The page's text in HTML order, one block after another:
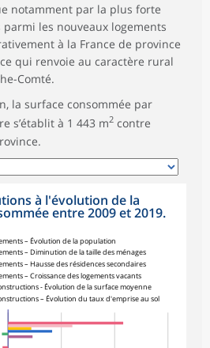
notamment par la plus forte
les nouveaux logements
à la France de province
ce qui renvoie au caractère rural
Comté.
la surface consommée par
s’établit à 1 443 m2 contre
à l'évolution de la
entre 2009 et 2019.
– Évolution de la population
– Diminution de la taille des ménages
– Hausse des résidences secondaires
– Croissance des logements vacants
- Évolution de la surface moyenne
– Évolution du taux d'emprise au sol